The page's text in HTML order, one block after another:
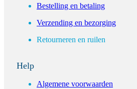
Bestelling en betaling
Verzending en bezorging
Retourneren en ruilen
Help
Algemene voorwaarden